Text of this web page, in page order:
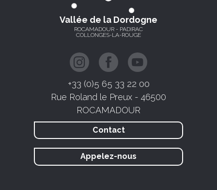
Vallée de la Dordogne
ROCAMADOUR - PADIRAC
COLLONGES-LA-ROUGE
+33 (0)5 65 33 22 00
Rue Roland le Preux - 46500
ROCAMADOUR
Contact
Appelez-nous